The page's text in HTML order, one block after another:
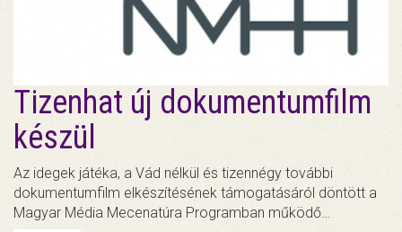
Tizenhat új dokumentumfilm
készül
Az idegek játéka, a Vád nélkül és tizennégy további
dokumentumfilm elkészítésének támogatásáról döntött a
Magyar Média Mecenatúra Programban működő…